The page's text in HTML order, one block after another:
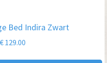
Bed Indira Zwart
€ 129.00
gekozen